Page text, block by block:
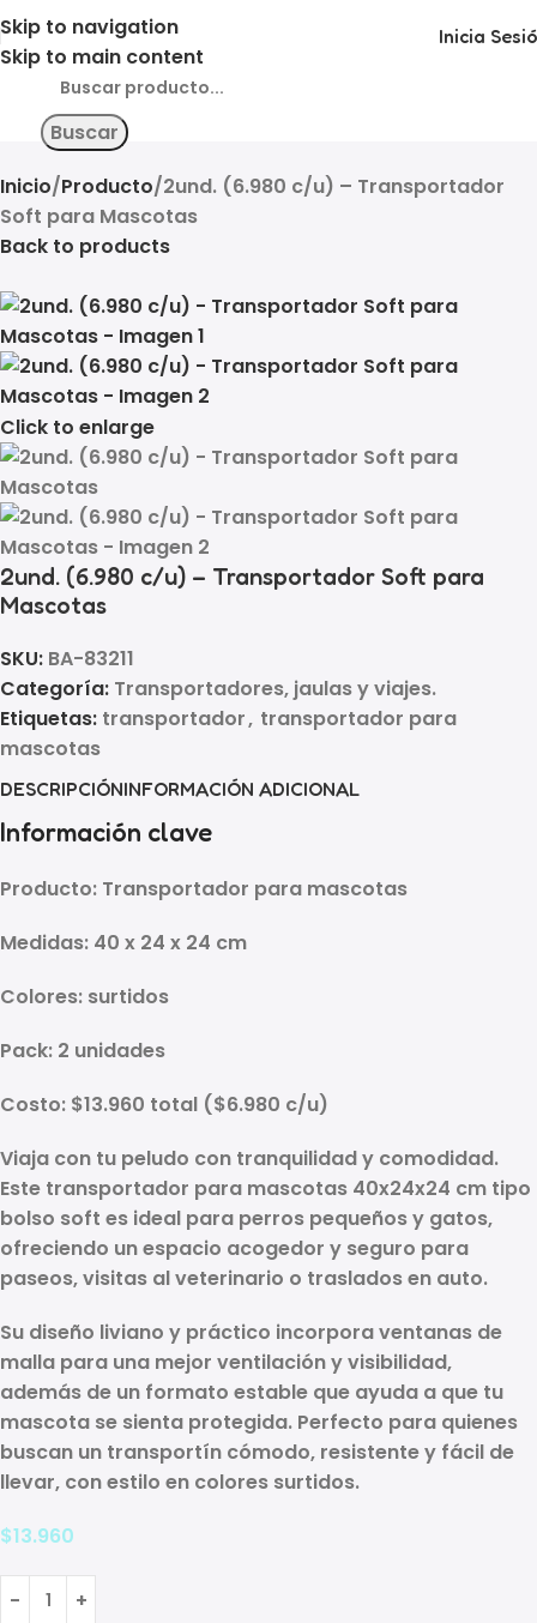
Skip to navigation
Skip to main content
Inicia
Buscar
Inicio Producto 2und. (6.980 c/u) – Transportador
Soft para Mascotas
Back to products
Click to enlarge
2und. (6.980 c/u) – Transportador Soft para
Mascotas
SKU: BA-83211
Categoría: Transportadores, jaulas y viajes.
Etiquetas: transportador, transportador para
mascotas
DESCRIPCIÓNINFORMACIÓN ADICIONAL
Información clave
Producto: Transportador para mascotas
Medidas: 40 x 24 x 24 cm
Colores: surtidos
Pack: 2 unidades
Costo: $13.960 total ($6.980 c/u)
Viaja con tu peludo con tranquilidad y comodidad.
Este transportador para mascotas 40x24x24 cm tipo
bolso soft es ideal para perros pequeños y gatos,
ofreciendo un espacio acogedor y seguro para
paseos, visitas al veterinario o traslados en auto.
Su diseño liviano y práctico incorporaventanas de
malla para una mejor ventilacióny visibilidad,
además de un formato estable que ayuda a que tu
mascota se sienta protegida. Perfecto para quienes
buscan un transportín cómodo, resistente y fácil de
llevar, con estilo en colores surtidos.
$13.960